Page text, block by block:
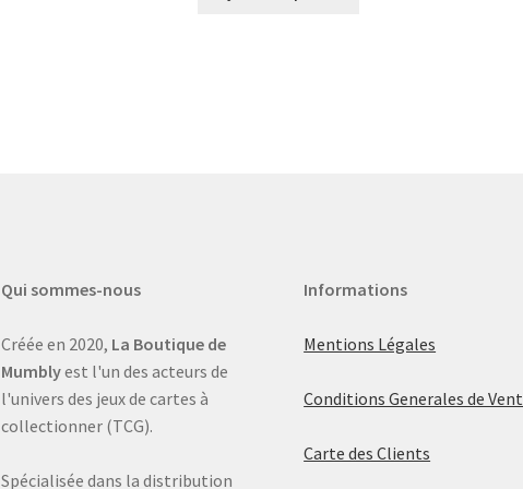
Qui sommes-nous
Créée en 2020, La Boutique de
Mumblyest l'un des acteurs de
l'univers des jeux de cartes à
collectionner (TCG).
Spécialisée dans la distribution
Informations
Mentions Légales
Conditions Generales de
Carte des Clients